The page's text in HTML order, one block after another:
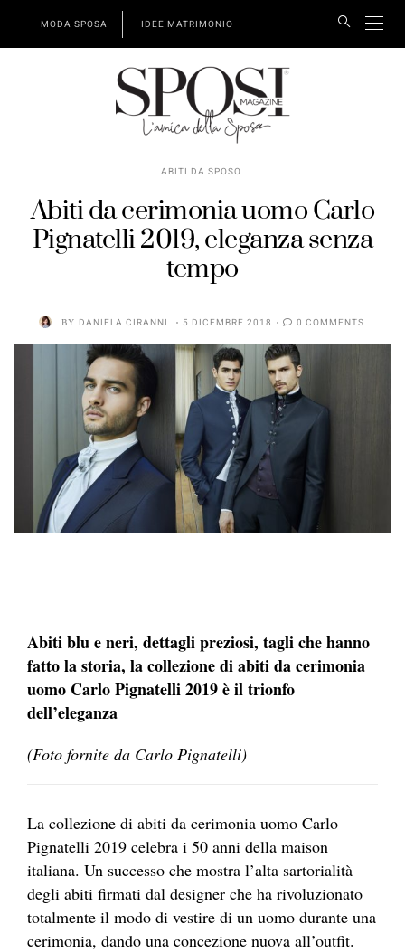
MODA SPOSA IDEE MATRIMONIO
ABITI DA SPOSO
Abiti da cerimonia uomo Carlo
Pignatelli 2019, eleganza senza
tempo
BY DANIELA CIRANNI 5 DICEMBRE 2018 0 COMMENTS
Abiti blu e neri, dettagli preziosi, tagli che hanno
fatto la storia, la collezione di abiti da cerimonia
uomo Carlo Pignatelli 2019 è iltrionfo
dell’eleganza
(Foto fornite da Carlo Pignatelli)
La collezione di abiti da cerimonia uomo Carlo
Pignatelli 2019 celebra i 50 anni della maison
italiana. Un successo che mostra l’alta sartorialità
degli abiti firmati dal designer che ha rivoluzionato
totalmente il modo di vestire di un uomo durante una
cerimonia, dando una concezione nuova all’outfit.